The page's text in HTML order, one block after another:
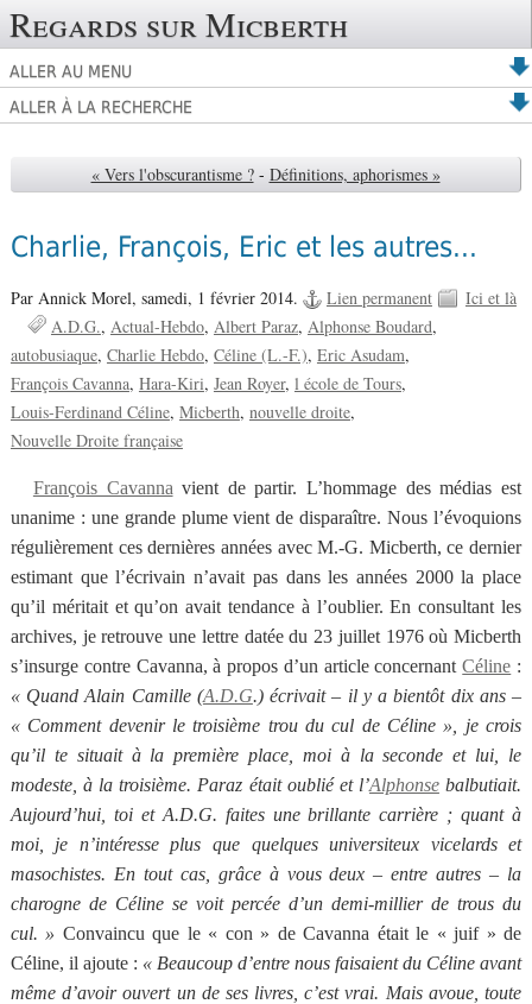
Regards sur Micberth
ALLER AU MENU
ALLER À LA RECHERCHE
« Vers l'obscurantisme ? - Définitions, aphorismes »
Charlie, François, Eric et les autres...
Par Annick Morel, samedi, 1 février 2014. Lien permanent
Ici et là
A.D.G. Actual-Hebdo Albert Paraz Alphonse Boudard
autobusiaque Charlie Hebdo Céline (L.-F.) Eric Asudam
François Cavanna Hara-Kiri Jean Royer l école de Tours
Louis-Ferdinand Céline Micberth nouvelle droite
Nouvelle Droite française
François Cavanna vient de partir. L’hommage des médias est
unanime : une grande plume vient de disparaître. Nous l’évoquions
régulièrement ces dernières années avec M.-G. Micberth, ce dernier
estimant que l’écrivain n’avait pas dans les années 2000 la place
qu’il méritait et qu’on avait tendance à l’oublier. En consultant les
archives, je retrouve une lettre datée du 23 juillet 1976 où Micberth
s’insurge contre Cavanna, à propos d’un article concernantCéline :
« Quand Alain Camille (A.D.G.) écrivait – il y a bientôt dix ans –
« Comment devenir le troisième trou du cul de Céline », je crois
qu’il te situait à la première place, moi à la seconde et lui, le
modeste, à la troisième. Paraz était oublié et l’Alphonsebalbutiait.
Aujourd’hui, toi et A.D.G. faites une brillante carrière ; quant à
moi, je n’intéresse plus que quelques universiteux vicelards et
masochistes. En tout cas, grâce à vous deux – entre autres – la
charogne de Céline se voit percée d’un demi-millier de trous du
cul. » Convaincu que le « con » de Cavanna était le « juif » de
Céline, il ajoute : « Beaucoup d’entre nous faisaient du Céline avant
même d’avoir ouvert un de ses livres, c’est vrai. Mais avoue, toute